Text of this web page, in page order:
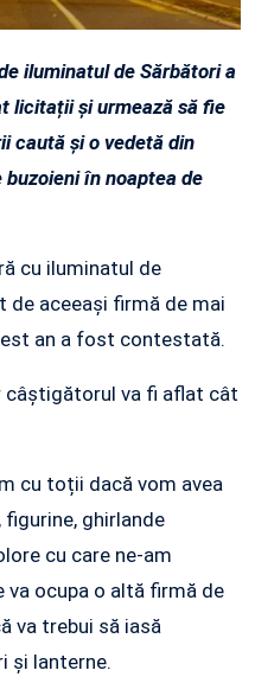
iluminatul de Sărbători a
licitații și urmează să fie
caută și o vedetă din
buzoieni în noaptea de
cu iluminatul de
de aceeași firmă de mai
an a fost contestată.
va fi aflat cât
cu toții dacă vom avea
ghirlande
cu care ne-am
ocupa o altă firmă de
va trebui să iasă
și lanterne.